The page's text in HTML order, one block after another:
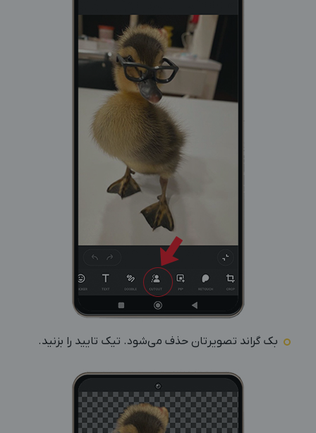
بک گراند تصویرتان حذف می‌شود. تیک تایید را بزنید.